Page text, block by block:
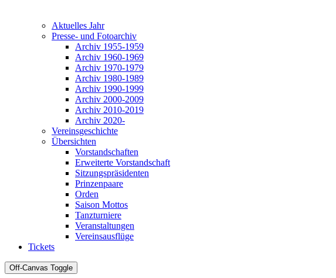
Aktuelles Jahr
Presse- und Fotoarchiv
Archiv 1955-1959
Archiv 1960-1969
Archiv 1970-1979
Archiv 1980-1989
Archiv 1990-1999
Archiv 2000-2009
Archiv 2010-2019
Archiv 2020-
Vereinsgeschichte
Übersichten
Vorstandschaften
Erweiterte Vorstandschaft
Sitzungspräsidenten
Prinzenpaare
Orden
Saison Mottos
Tanzturniere
Veranstaltungen
Vereinsausflüge
Tickets
Off-Canvas Toggle